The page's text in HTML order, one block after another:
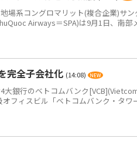
場系コングロマリット(複合企業)サ
Airways＝SPA)は9月1日、南
完全子会社化 (14:08)
銀行のベトコムバンク
オフィスビル「ベトコムバンク・タワ